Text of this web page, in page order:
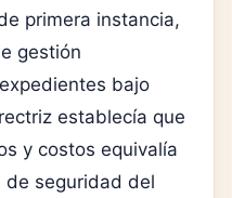
primera instancia,
gestión
bajo
establecía que
y costos equivalía
de seguridad del